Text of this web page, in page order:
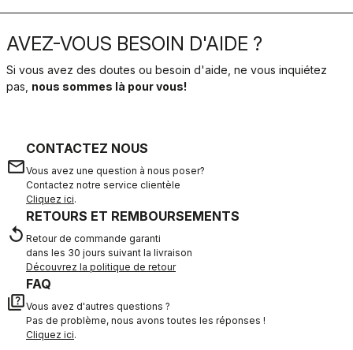
AVEZ-VOUS BESOIN D'AIDE ?
Si vous avez des doutes ou besoin d'aide, ne vous inquiétez
pas, nous sommes là pour vous!
email
CONTACTEZ NOUS
Vous avez une question à nous poser?
Contactez notre service clientèle
Cliquez ici.
replay
RETOURS ET REMBOURSEMENTS
Retour de commande garanti
dans les 30 jours suivant la livraison
Découvrez la politique de retour
quiz
FAQ
Vous avez d'autres questions ?
Pas de problème, nous avons toutes les réponses !
Cliquez ici.